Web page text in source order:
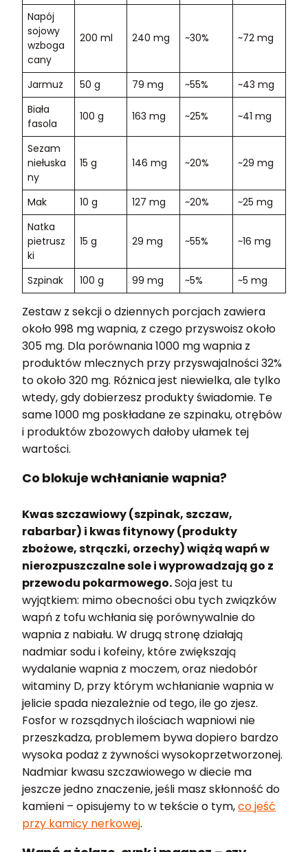
Napój
sojowy
wzboga
cany
200 ml 240 mg ~30% ~72 mg
Jarmuż 50 g 79 mg ~55%
~43 mg
Biała
fasola
100 g 163 mg ~25% ~41 mg
Sezam
niełuska
ny
15 g 146 mg ~20% ~29 mg
Mak 10 g 127 mg ~20%
~25 mg
Natka
pietrusz
ki
15 g 29 mg ~55% ~16 mg
Szpinak 100 g 99 mg ~5% ~5 mg
Zestaw z sekcji o dziennych porcjach zawiera
około 998 mg wapnia, z czego przyswoisz około
305 mg. Dla porównania 1000 mg wapnia z
produktów mlecznych przy przyswajalności 32%
to około 320 mg. Różnica jest niewielka, ale tylko
wtedy, gdy dobierzesz produkty świadomie. Te
same 1000 mg poskładane ze szpinaku, otrębów
i produktów zbożowych dałoby ułamek tej
wartości.
Co blokuje wchłanianie wapnia?
Kwas szczawiowy (szpinak, szczaw,
rabarbar) i kwas fitynowy (produkty
zbożowe, strączki, orzechy) wiążą wapń w
nierozpuszczalne sole i wyprowadzają go z
przewodu pokarmowego.Soja jest tu
wyjątkiem: mimo obecności obu tych związków
wapń z tofu wchłania się porównywalnie do
wapnia z nabiału. W drugą stronę działają
nadmiar sodu i kofeiny, które zwiększają
wydalanie wapnia z moczem, oraz niedobór
witaminy D, przy którym wchłanianie wapnia w
jelicie spada niezależnie od tego, ile go zjesz.
Fosfor w rozsądnych ilościach wapniowi nie
przeszkadza, problemem bywa dopiero bardzo
wysoka podaż z żywności wysokoprzetworzonej.
Nadmiar kwasu szczawiowego w diecie ma
jeszcze jedno znaczenie, jeśli masz skłonność do
kamieni – opisujemy to w tekście o tym,co jeść
przy kamicy nerkowej.